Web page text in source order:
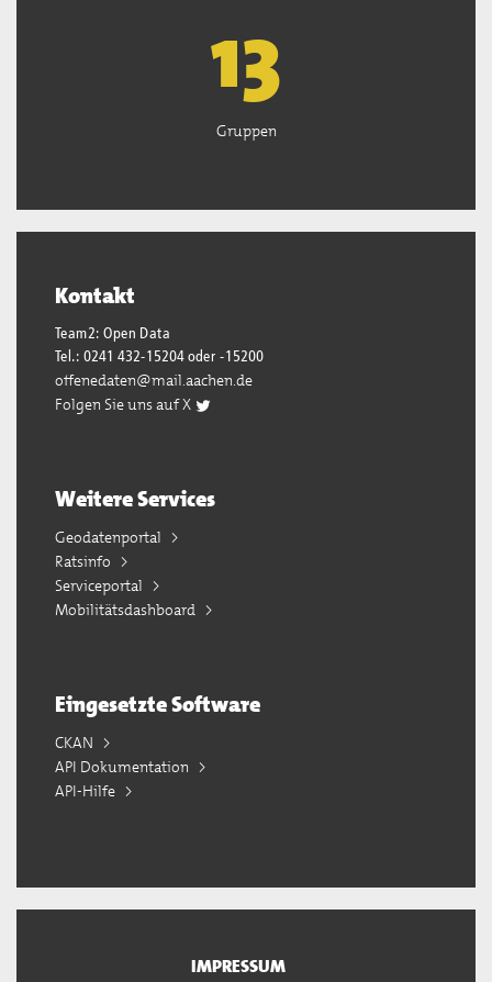
13
Gruppen
Kontakt
Team2: Open Data
Tel.: 0241 432-15204 oder -15200
offenedaten@mail.aachen.de
Folgen Sie uns auf X
Weitere Services
Geodatenportal
Ratsinfo
Serviceportal
Mobilitätsdashboard
Eingesetzte Software
CKAN
API Dokumentation
API-Hilfe
IMPRESSUM